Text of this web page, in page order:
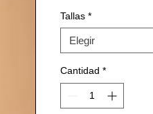
Tallas *
Elegir
Cantidad *